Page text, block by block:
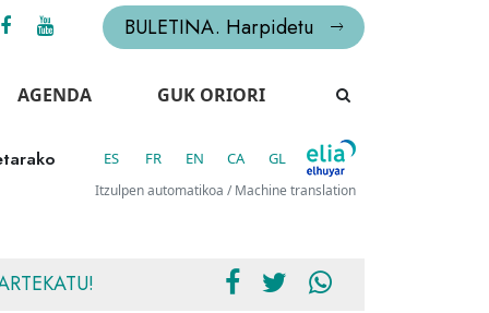
BULETINA. Harpidetu
AGENDA GUK ORIORI
ES FR EN CA GL
Itzulpen automatikoa / Machine translation